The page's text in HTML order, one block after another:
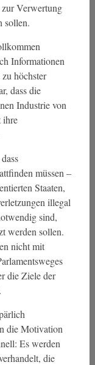
Verwertung
sollen.
Informationen
höchster
dass die
Industrie von
ihre
müssen –
Staaten,
illegal
sind,
werden sollen.
nicht mit
die Ziele der
die Motivation
Es werden
die